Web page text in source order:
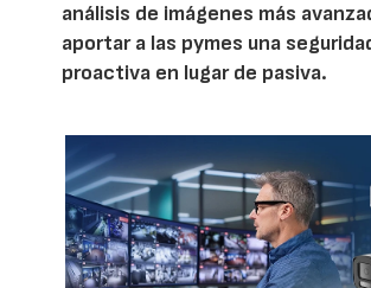
análisis de imágenes más
aportar a las pymes una
proactiva en lugar de pasiva.